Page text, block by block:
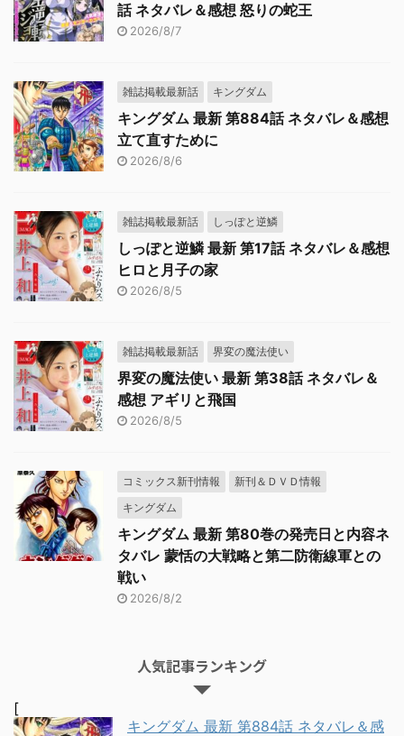
話 ネタバレ＆感想 怒りの蛇王
2026/8/7
雑誌掲載最新話 キングダム
キングダム 最新 第884話 ネタバレ＆感想
立て直すために
2026/8/6
雑誌掲載最新話 しっぽと逆鱗
しっぽと逆鱗 最新 第17話 ネタバレ＆感想
ヒロと月子の家
2026/8/5
雑誌掲載最新話 界変の魔法使い
界変の魔法使い 最新 第38話 ネタバレ＆
感想 アギリと飛国
2026/8/5
コミックス新刊情報
新刊＆ＤＶＤ情報
キングダム
キングダム 最新 第80巻の発売日と内容ネ
タバレ 蒙恬の大戦略と第二防衛線軍との
戦い
2026/8/2
人気記事ランキング
[
キングダム 最新 第884話 ネタバレ＆感